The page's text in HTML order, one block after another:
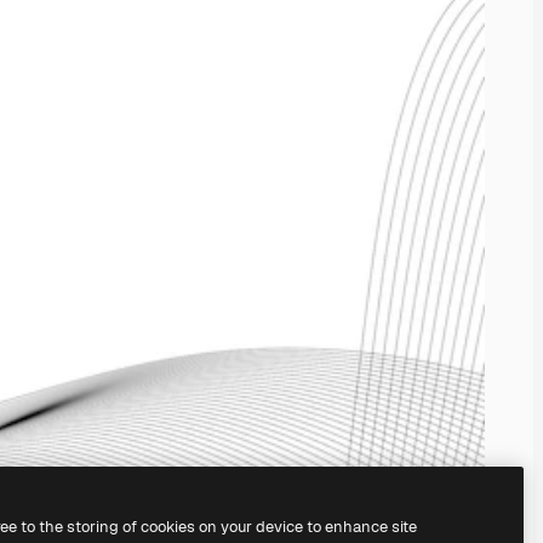
to the storing of cookies on your device to enhance site